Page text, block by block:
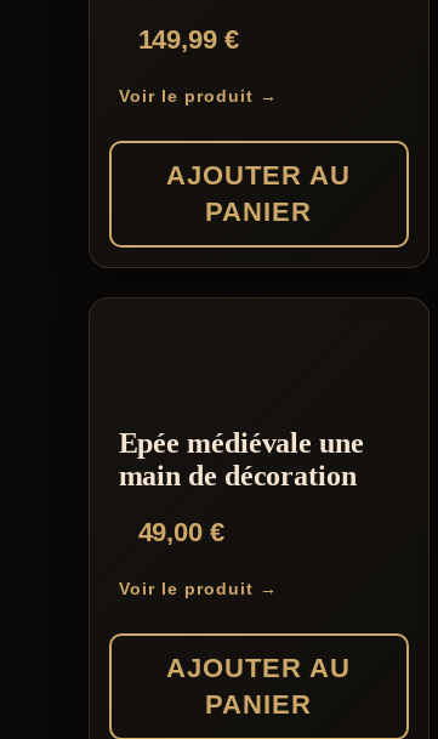
149,99 €
Voir le produit →
AJOUTER AU
PANIER
Epée médiévale une
main de décoration
49,00 €
Voir le produit →
AJOUTER AU
PANIER